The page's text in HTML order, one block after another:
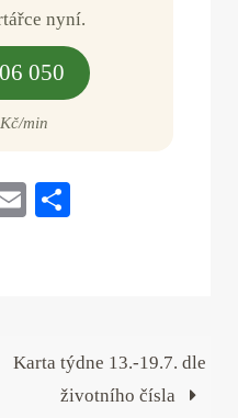
nyní.
050
min
E
Karta týdne 13.-19.7. dle
životního čísla